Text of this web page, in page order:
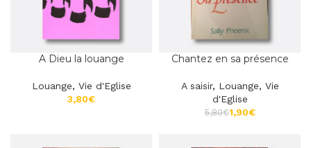
A Dieu la louange
Louange, Vie d'Eglise
€
Chantez en sa présence
A saisir, Louange, Vie
d'Eglise
5,80€1,90€